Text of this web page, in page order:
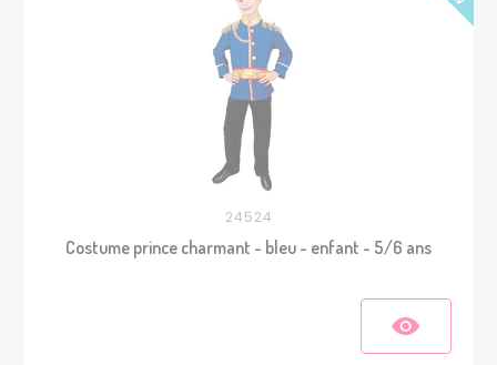
24524
Costume prince charmant - bleu - enfant - 5/6 ans